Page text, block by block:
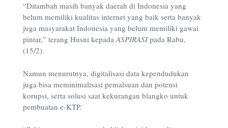
“Ditambah masih banyak daerah di Indonesia yang
belum memiliki kualitas internet yang baik serta banyak
juga masyarakat Indonesia yang belum memiliki gawai
pintar,” terang Husni kepadaASPIRASIpada Rabu,
(15/2).
Namun menurutnya, digitalisasi data kependudukan
juga bisa meminimalisasi pemalsuan dan potensi
korupsi, serta solusi saat kekurangan blangko untuk
pembuatan e-KTP.